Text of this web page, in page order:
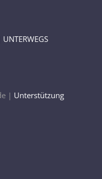
UNTERWEGS
| Unterstützung